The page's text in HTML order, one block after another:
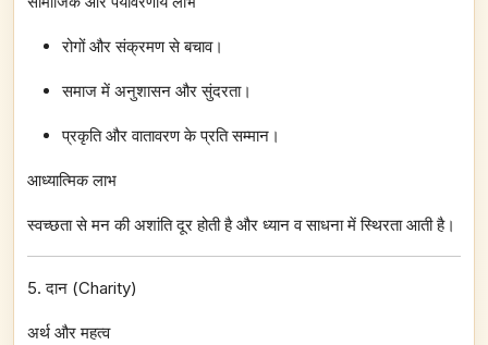
रोगों और संक्रमण से बचाव।
समाज में अनुशासन और सुंदरता।
प्रकृति और वातावरण के प्रति सम्मान।
आध्यात्मिक लाभ
स्वच्छता से मन की अशांति दूर होती है और ध्यान व साधना में स्थिरता आती है।
5. दान (Charity)
अर्थ और महत्व